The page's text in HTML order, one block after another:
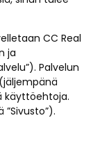
CC Real
ja
Palvelun
käyttöehtoja.